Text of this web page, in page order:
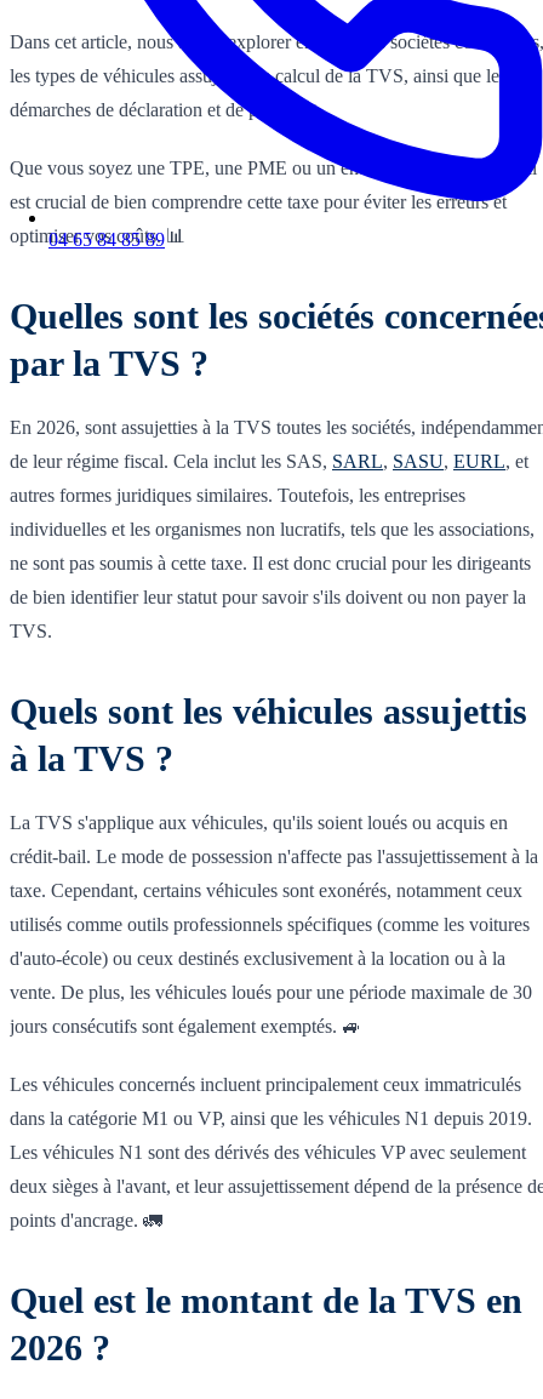
04 65 84 85 89
Dans cet article, nous allons explorer en détail les sociétés concernées,
les types de véhicules assujettis, le calcul de la TVS, ainsi que les
démarches de déclaration et de paiement.
Que vous soyez une TPE, une PME ou un entrepreneur individuel, il
est crucial de bien comprendre cette taxe pour éviter les erreurs et
optimiser vos coûts. 📊
Quelles sont les sociétés
par la TVS ?
En 2026, sont assujetties à la TVS toutes les sociétés,
de leur régime fiscal. Cela inclut les SAS, SARL, SASU, EURL, et
autres formes juridiques similaires. Toutefois, les entreprises
individuelles et les organismes non lucratifs, tels que les associations,
ne sont pas soumis à cette taxe. Il est donc crucial pour les dirigeants
de bien identifier leur statut pour savoir s'ils doivent ou non payer la
TVS.
Quels sont les véhicules assujettis
à la TVS ?
La TVS s'applique aux véhicules, qu'ils soient loués ou acquis en
crédit-bail. Le mode de possession n'affecte pas l'assujettissement à la
taxe. Cependant, certains véhicules sont exonérés, notamment ceux
utilisés comme outils professionnels spécifiques (comme les voitures
d'auto-école) ou ceux destinés exclusivement à la location ou à la
vente. De plus, les véhicules loués pour une période maximale de 30
jours consécutifs sont également exemptés. 🚙
Les véhicules concernés incluent principalement ceux immatriculés
dans la catégorie M1 ou VP, ainsi que les véhicules N1 depuis 2019.
Les véhicules N1 sont des dérivés des véhicules VP avec seulement
deux sièges à l'avant, et leur assujettissement dépend de la présence
points d'ancrage. 🚛
Quel est le montant de la TVS en
2026 ?